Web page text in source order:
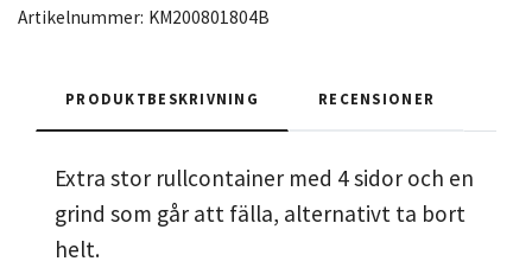
Artikelnummer: KM200801804B
PRODUKTBESKRIVNING RECENSIONER
Extra stor rullcontainer med 4 sidor och en
grind som går att fälla, alternativt ta bort
helt.